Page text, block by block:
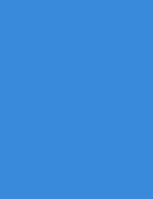
hải, viễn thông...